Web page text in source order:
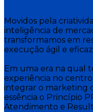
Movidos pela
inteligência de
transformamos em
execução ágil e
Em uma era na qual
experiência no
integrar o marketing
essência o Princípio
Atendimento e